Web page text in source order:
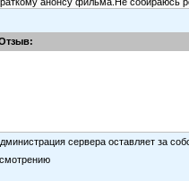
Трейлера вполне достаточно.
сервера оставляет за